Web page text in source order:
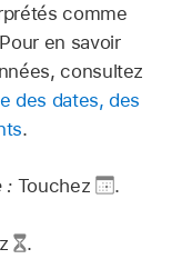
comme
en savoir
consultez
des dates, des
.
: Touchez .
.